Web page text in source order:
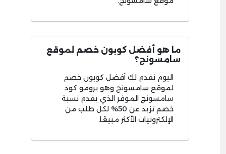
ما هو أفضل كوبون خصم لموقع
سامسونج؟
اليوم نقدم لك أفضل كوبون خصم
لموقع سامسونج وهو برومو كود
سامسونج الموفر الذي يقدم نسبة
خصم تزيد عن 50% لكل طلب من
الإلكترونيات الأكثر مبيعًا.